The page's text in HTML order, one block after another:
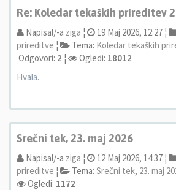
Re: Koledar tekaških prireditev
Napisal/-a ziga ¦ 19 Maj 2026, 12:27 ¦
prireditve ¦ Tema: Koledar tekaških
Odgovori: 2 ¦ Ogledi: 18012
Hvala.
Srečni tek, 23. maj 2026
Napisal/-a ziga ¦ 12 Maj 2026, 14:37 ¦
prireditve ¦ Tema: Srečni tek, 23. maj
Ogledi: 1172